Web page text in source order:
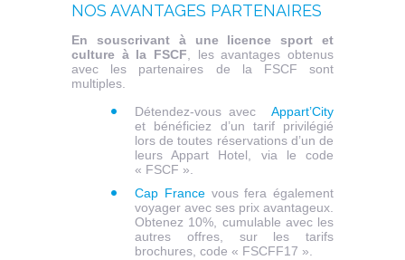
NOS AVANTAGES PARTENAIRES
En souscrivant à une licence sport et
culture à la FSCF, les avantages obtenus
avec les partenaires de la FSCF sont
multiples.
Détendez-vous avec Appart’City
et bénéficiez d’un tarif privilégié
lors de toutes réservations d’un de
leurs Appart Hotel, via le code
« FSCF ».
Cap Francevous fera également
voyager avec ses prix avantageux.
Obtenez 10%, cumulable avec les
autres offres, sur les tarifs
brochures, code « FSCFF17 ».